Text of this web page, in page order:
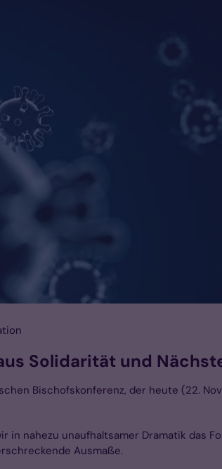
Solidarität und
Bischofskonferenz, der heute (22.
in nahezu unaufhaltsamer Dramatik das
Ausmaße.